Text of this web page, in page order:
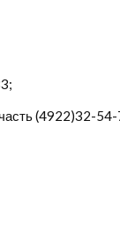
(4922)32-54-